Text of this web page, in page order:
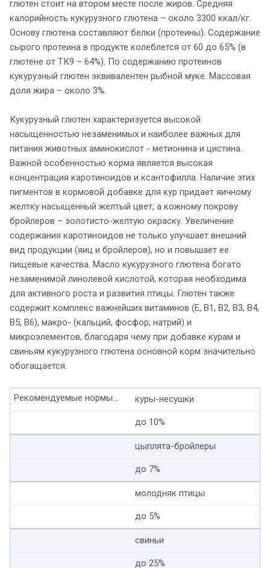
глютен стоит на втором месте после жиров. Средняя
калорийность кукурузного глютена – около 3300 ккал/кг.
Основу глютена составляют белки (протеины). Содержание
сырого протеина в продукте колеблется от 60 до 65% (в
глютене от ТК9 – 64%). По содержанию протеинов
кукурузный глютен эквивалентен рыбной муке. Массовая
доля жира – около 3%.
Кукурузный глютен характеризуется высокой
насыщенностью незаменимых и наиболее важных для
питания животных аминокислот - метионина и цистина.
Важной особенностью корма является высокая
концентрация каротиноидов и ксантофилла. Наличие этих
пигментов в кормовой добавке для кур придает яичному
желтку насыщенный желтый цвет, а кожному покрову
бройлеров – золотисто-желтую окраску. Увеличение
содержания каротиноидов не только улучшает внешний
вид продукции (яиц и бройлеров), но и повышает ее
пищевые качества. Масло кукурузного глютена богато
незаменимой линолевой кислотой, которая необходима
для активного роста и развития птицы. Глютен также
содержит комплекс важнейших витаминов (Е, В1, В2, В3, В4,
В5, В6), макро- (кальций, фосфор, натрий) и
микроэлементов, благодаря чему при добавке курам и
свиньям кукурузного глютена основной корм значительно
обогащается.
куры-несушки
Рекомендуемые нормы ввода кукурузного глютена в рацион животных
до 10%
цыплята-бройлеры
до 7%
молодняк птицы
до 5%
свиньи
до 25%